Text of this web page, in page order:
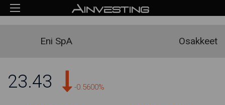
Eni SpA Osakkeet
23.43 -0.5600%